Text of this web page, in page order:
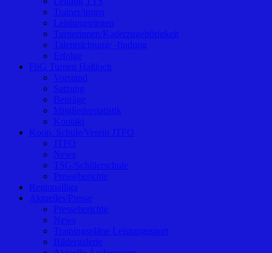
Trainer/innen
Leistungsriegen
Turnerinnen/Kaderzugehörigkeit
Talentsichtung/ -findung
Erfolge
FöG Turnen Haßloch
Vorstand
Satzung
Beiträge
Mitgliederstatistik
Kontakt
Koop. Schule/Verein JTFO
JTFO
News
TSG/Schillerschule
Presseberichte
Regionalliga
Aktuelles/Presse
Presseberichte
News
Trainingspläne Leistungssport
Bildergalerie